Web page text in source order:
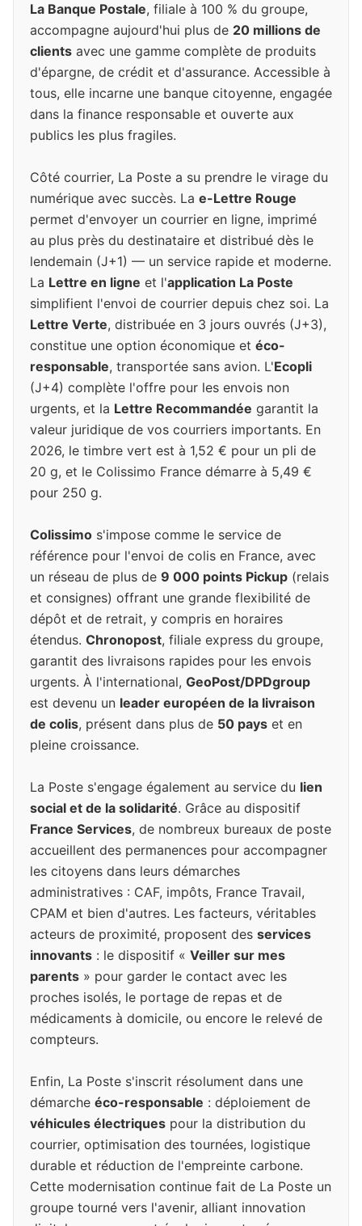
La Banque Postale, filiale à 100 % du groupe,
accompagne aujourd'hui plus de 20 millions de
clients avec une gamme complète de produits
d'épargne, de crédit et d'assurance. Accessible à
tous, elle incarne une banque citoyenne, engagée
dans la finance responsable et ouverte aux
publics les plus fragiles.
Côté courrier, La Poste a su prendre le virage du
numérique avec succès. La e-Lettre Rouge
permet d'envoyer un courrier en ligne, imprimé
au plus près du destinataire et distribué dès le
lendemain (J+1) — un service rapide et moderne.
La Lettre en ligne et l'application La Poste
simplifient l'envoi de courrier depuis chez soi. La
Lettre Verte, distribuée en 3 jours ouvrés (J+3),
constitue une option économique et éco-
responsable, transportée sans avion. L'Ecopli
(J+4) complète l'offre pour les envois non
urgents, et la Lettre Recommandée garantit la
valeur juridique de vos courriers importants. En
2026, le timbre vert est à 1,52 € pour un pli de
20 g, et le Colissimo France démarre à 5,49 €
pour 250 g.
Colissimo s'impose comme le service de
référence pour l'envoi de colis en France, avec
un réseau de plus de 9 000 points Pickup (relais
et consignes) offrant une grande flexibilité de
dépôt et de retrait, y compris en horaires
étendus. Chronopost, filiale express du groupe,
garantit des livraisons rapides pour les envois
urgents. À l'international, GeoPost/DPDgroup
est devenu un leader européen de la livraison
de colis, présent dans plus de 50 pays et en
pleine croissance.
La Poste s'engage également au service du lien
social et de la solidarité. Grâce au dispositif
France Services, de nombreux bureaux de poste
accueillent des permanences pour accompagner
les citoyens dans leurs démarches
administratives : CAF, impôts, France Travail,
CPAM et bien d'autres. Les facteurs, véritables
acteurs de proximité, proposent des services
innovants : le dispositif « Veiller sur mes
parents » pour garder le contact avec les
proches isolés, le portage de repas et de
médicaments à domicile, ou encore le relevé de
compteurs.
Enfin, La Poste s'inscrit résolument dans une
démarche éco-responsable : déploiement de
véhicules électriques pour la distribution du
courrier, optimisation des tournées, logistique
durable et réduction de l'empreinte carbone.
Cette modernisation continue fait de La Poste un
groupe tourné vers l'avenir, alliant innovation